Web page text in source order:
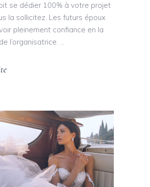
se dédier 100% à votre projet
la sollicitez. Les futurs époux
pleinement confiance en la
l’organisatrice.